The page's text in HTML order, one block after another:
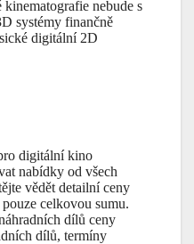
nebude s
systémy finančně
digitální 2D
digitální kino
nabídky od všech
vědět detailní ceny
celkovou sumu.
dílů ceny
dílů, termíny